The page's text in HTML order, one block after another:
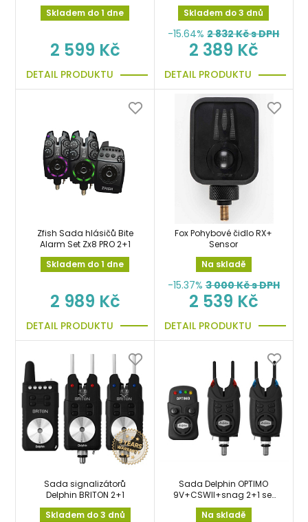
Skladem do 1 dne
2 599 Kč
DETAIL PRODUKTU
Skladem do 3 dnů
-15.64% 2 832Kč s DPH
2 389 Kč
DETAIL PRODUKTU
Zfish Sada hlásičů Bite
Alarm Set Zx8 PRO 2+1
Skladem do 1 dne
2 989 Kč
DETAIL PRODUKTU
Fox Pohybové čidlo RX+
Sensor
Na skladě
-15.37% 3 000Kč s DPH
2 539 Kč
DETAIL PRODUKTU
Sada signalizátorů
Delphin BRITON 2+1
Skladem do 3 dnů
Sada Delphin OPTIMO
9V+CSWII+snag 2+1 set
hlásičů
Na skladě